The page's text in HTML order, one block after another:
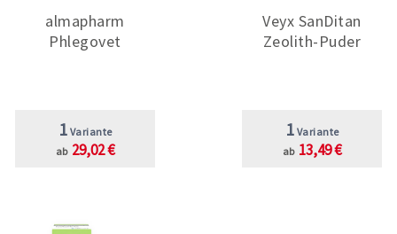
almapharm
Phlegovet
1 Variante
ab 29,02 €
Veyx SanDitan
Zeolith-Puder
1 Variante
ab 13,49 €